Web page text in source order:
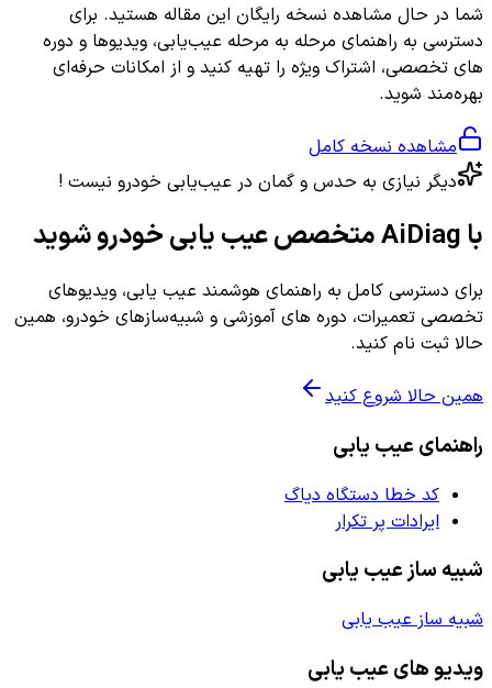
شما در حال مشاهده نسخه رایگان این مقاله هستید. برای
دسترسی به راهنمای مرحله به مرحله عیب‌یابی، ویدیوها و دوره
های تخصصی، اشتراک ویژه را تهیه کنید و از امکانات حرفه‌ای
بهره‌مند شوید.
مشاهده نسخه کامل
دیگر نیازی به حدس و گمان در عیب‌یابی خودرو نیست !
با AiDiag متخصص عیب یابی خودرو شوید
برای دسترسی کامل به راهنمای هوشمند عیب یابی، ویدیوهای
تخصصی تعمیرات، دوره های آموزشی و شبیه‌سازهای خودرو، همین
حالا ثبت نام کنید.
همین حالا شروع کنید
راهنمای عیب یابی
کد خطا دستگاه دیاگ
ایرادات پر تکرار
شبیه ساز عیب یابی
شبیه ساز عیب یابی
ویدیو های عیب یابی